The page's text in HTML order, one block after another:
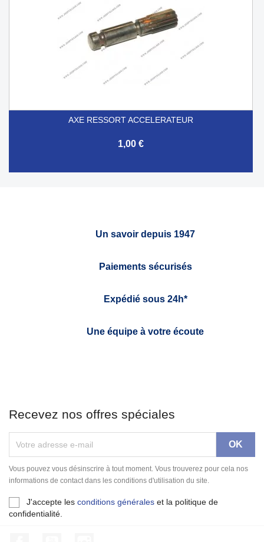
AXE RESSORT ACCELERATEUR
1,00 €
Un savoir depuis 1947
Paiements sécurisés
Expédié sous 24h*
Une équipe à votre écoute
Recevez nos offres spéciales
Vous pouvez vous désinscrire à tout moment. Vous trouverez pour cela nos
informations de contact dans les conditions d'utilisation du site.
J'accepte les conditions générales et la politique de
confidentialité.